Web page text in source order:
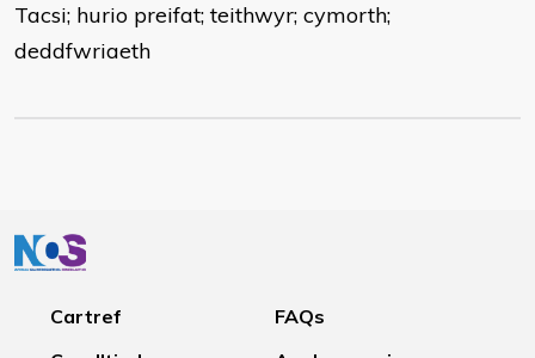
Tacsi; hurio preifat; teithwyr; cymorth;
deddfwriaeth
Cartref
FAQs